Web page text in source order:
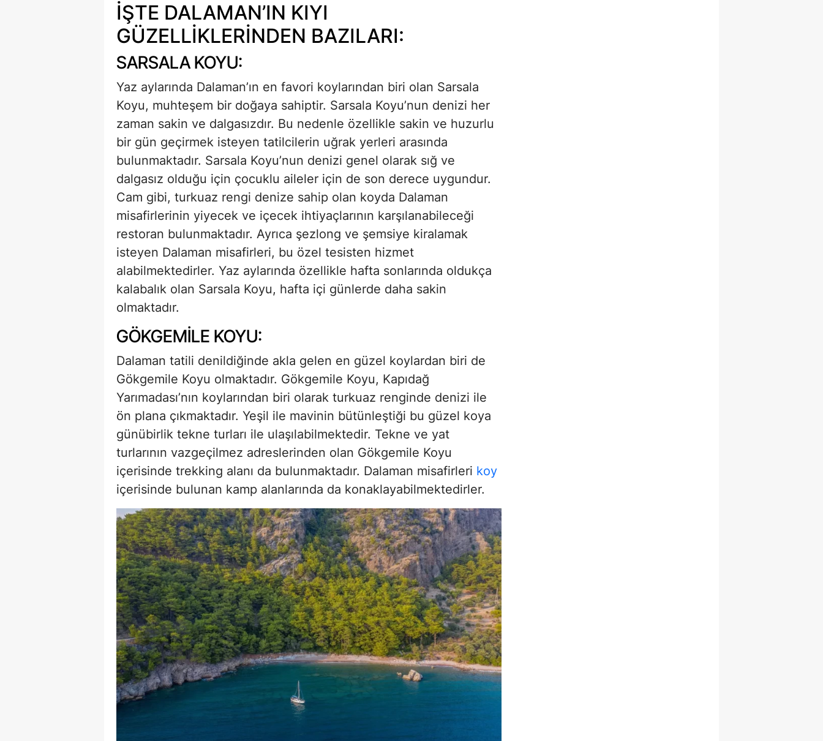
İŞTE DALAMAN’IN KIYI
GÜZELLIKLERINDEN BAZILARI:
SARSALA KOYU:
Yaz aylarında Dalaman’ın en favori koylarından biri olan Sarsala
Koyu, muhteşem bir doğaya sahiptir. Sarsala Koyu’nun denizi her
zaman sakin ve dalgasızdır. Bu nedenle özellikle sakin ve huzurlu
bir gün geçirmek isteyen tatilcilerin uğrak yerleri arasında
bulunmaktadır. Sarsala Koyu’nun denizi genel olarak sığ ve
dalgasız olduğu için çocuklu aileler için de son derece uygundur.
Cam gibi, turkuaz rengi denize sahip olan koyda Dalaman
misafirlerinin yiyecek ve içecek ihtiyaçlarının karşılanabileceği
restoran bulunmaktadır. Ayrıca şezlong ve şemsiye kiralamak
isteyen Dalaman misafirleri, bu özel tesisten hizmet
alabilmektedirler. Yaz aylarında özellikle hafta sonlarında oldukça
kalabalık olan Sarsala Koyu, hafta içi günlerde daha sakin
olmaktadır.
GÖKGEMILE KOYU:
Dalaman tatili denildiğinde akla gelen en güzel koylardan biri de
Gökgemile Koyu olmaktadır. Gökgemile Koyu, Kapıdağ
Yarımadası’nın koylarından biri olarak turkuaz renginde denizi ile
ön plana çıkmaktadır. Yeşil ile mavinin bütünleştiği bu güzel koya
günübirlik tekne turları ile ulaşılabilmektedir. Tekne ve yat
turlarının vazgeçilmez adreslerinden olan Gökgemile Koyu
içerisinde trekking alanı da bulunmaktadır. Dalaman misafirleri koy
içerisinde bulunan kamp alanlarında da konaklayabilmektedirler.